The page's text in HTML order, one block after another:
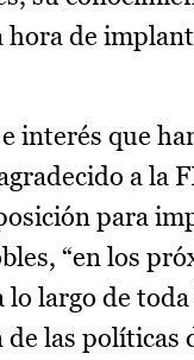
hora de
interés que
a la
para
“en los
largo de
las políticas